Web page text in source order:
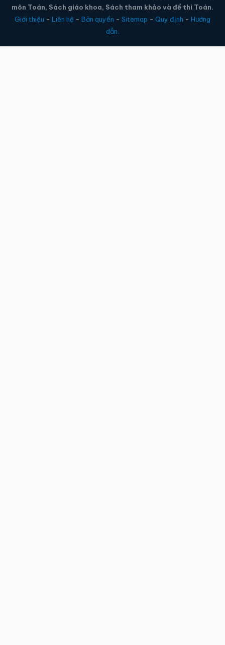
môn Toán, Sách giáo khoa, Sách tham khảo và đề thi Toán.
Giới thiệu - Liên hệ - Bản quyền - Sitemap - Quy định - Hướng
dẫn.